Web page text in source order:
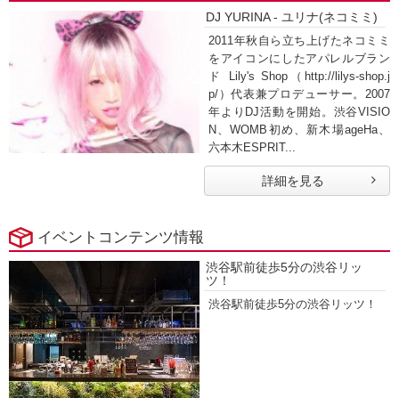
DJ YURINA - ユリナ(ネコミミ)
2011年秋自ら立ち上げたネコミミ
をアイコンにしたアパレルブラン
ド Lily's Shop（http://lilys-shop.j
p/）代表兼プロデューサー。2007
年よりDJ活動を開始。渋谷VISIO
N、WOMB初め、新木場ageHa、
六本木ESPRIT...
詳細を見る
イベントコンテンツ情報
渋谷駅前徒歩5分の渋谷リッ
ツ！
渋谷駅前徒歩5分の渋谷リッツ！